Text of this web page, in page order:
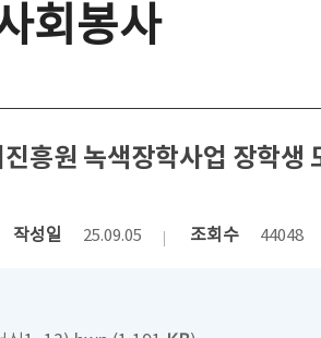
회봉사
흥원 녹색장학사업 장학생
작성일 25.09.05 조회수 44048